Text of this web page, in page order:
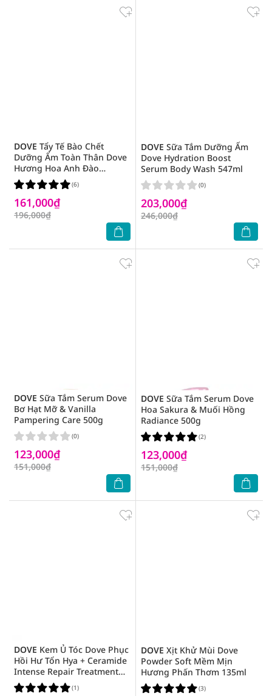
DOVE Tẩy Tế Bào Chết
Dưỡng Ẩm Toàn Thân Dove
Hương Hoa Anh Đào
298g/280g
161,000₫
196,000₫
(6)
DOVE Sữa Tắm Dưỡng Ẩm
Dove Hydration Boost
Serum Body Wash 547ml
203,000₫
246,000₫
(0)
DOVE Sữa Tắm Serum Dove
Bơ Hạt Mỡ & Vanilla
Pampering Care 500g
123,000₫
151,000₫
(0)
DOVE Sữa Tắm Serum Dove
Hoa Sakura & Muối Hồng
Radiance 500g
123,000₫
151,000₫
(2)
DOVE Kem Ủ Tóc Dove Phục
Hồi Hư Tổn Hya + Ceramide
Intense Repair Treatment
Mask 300ml
(1)
DOVE Xịt Khử Mùi Dove
Powder Soft Mềm Mịn
Hương Phấn Thơm 135ml
(3)